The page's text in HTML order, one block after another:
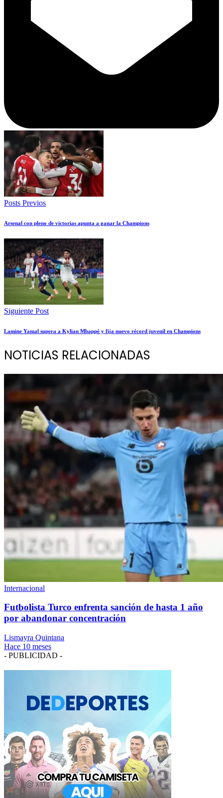
Posts Previos
Arsenal con pleno de victorias apunta a ganar la Champions
Siguiente Post
Lamine Yamal supera a Kylian Mbappé y fija nuevo récord juvenil en Champions
NOTICIAS RELACIONADAS
Internacional
Futbolista Turco enfrenta sanción de hasta 1 año
por abandonar concentración
Lismayra Quintana
Hace 10 meses
- PUBLICIDAD -